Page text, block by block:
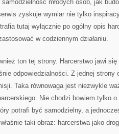
młodych osób, jak
zyskuje wymiar nie tylko
tutaj wyłącznie po ogólny opis
w codziennym działaniu.
ton tej strony. Harcerstwo jawi się
odpowiedzialności. Z jednej strony
Taka równowaga jest niezwykle
Nie chodzi bowiem tylko
potrafi być samodzielny, a
taki obraz: harcerstwa jako